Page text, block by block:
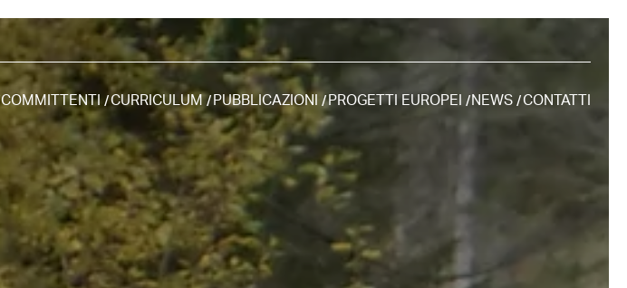
COMMITTENTI CURRICULUM PUBBLICAZIONI PROGETTI EUROPEI NEWS CONTATTI